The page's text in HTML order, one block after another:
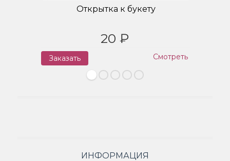
Открытка к букету
20 ₽
Заказать Смотреть
ИНФОРМАЦИЯ